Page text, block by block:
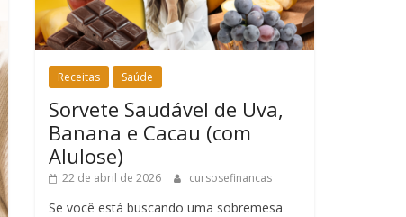
Receitas Saúde
Sorvete Saudável de Uva,
Banana e Cacau (com
Alulose)
22 de abril de 2026 cursosefinancas
Se você está buscando uma sobremesa